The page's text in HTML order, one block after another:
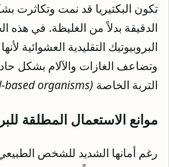
تكون البكتيريا قد نمت وتكاثرت
الدقيقة بدلاً من الغليظة. في هذه
البروبيوتيك التقليدية العشوائية
وتضاعف الغازات والآلام بشكل
التربة الخاصة(Soil-based organisms)
موانع الاستعمال المطلقة
رغم أمانها الشديد للشخص